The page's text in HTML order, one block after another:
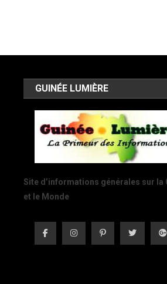
GUINÉE LUMIÈRE
Site d’informations générales sur la
et le Monde